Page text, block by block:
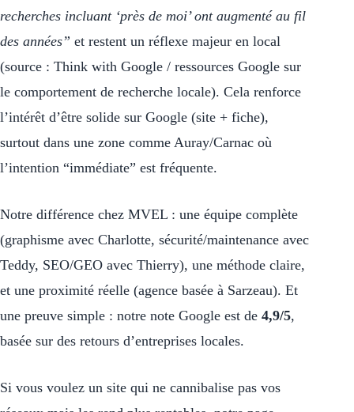
recherches incluant ‘près de moi’ ont augmenté au fil
des années” et restent un réflexe majeur en local
(source : Think with Google / ressources Google sur
le comportement de recherche locale). Cela renforce
l’intérêt d’être solide sur Google (site + fiche),
surtout dans une zone comme Auray/Carnac où
l’intention “immédiate” est fréquente.
Notre différence chez MVEL : une équipe complète
(graphisme avec Charlotte, sécurité/maintenance avec
Teddy, SEO/GEO avec Thierry), une méthode claire,
et une proximité réelle (agence basée à Sarzeau). Et
une preuve simple : notre note Google est de 4,9/5,
basée sur des retours d’entreprises locales.
Si vous voulez un site qui ne cannibalise pas vos